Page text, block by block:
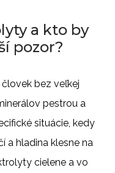
a kto by
pozor?
bez veľkej
pestrou a
situácie, kedy
a hladina klesne na
cielene a vo